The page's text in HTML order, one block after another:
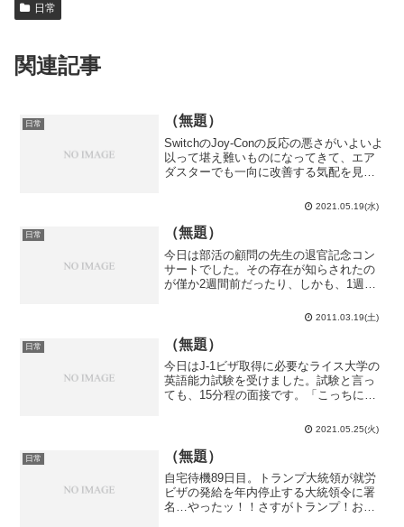
日常
関連記事
日常 （無題）
SwitchのJoy-Conの反応の悪さがいよいよ
以って堪え難いものになってきて、エア
ダスターでも一向に改善する気配を見せ
た。これで駄目だったら無駄金だけど…
い、目を見張...
2021.05.19(水)
日常 （無題）
今日は部活の顧問の先生の退官記念コン
サートでした。その存在が知らされたの
が僅か2週間前だったり、しかも、1週間
ってようやくボウイングが公開された
り、その上、前日になって更に曲が追加
されたりと、何から何ま...
2011.03.19(土)
日常 （無題）
今日はJ-1ビザ取得に必要なライス大学の
英語能力試験を受けました。試験と言っ
ても、15分程の面接です。「こっちに来
いう質問に対して「テキサスの広い道で
シボレーとかダッジみたいなアメリカン
マッスルカーを乗り...
2021.05.25(火)
日常 （無題）
自宅待機89日目。トランプ大統領が就労
ビザの発給を年内停止する大統領令に署
名…やったッ！！さすがトランプ！おれ